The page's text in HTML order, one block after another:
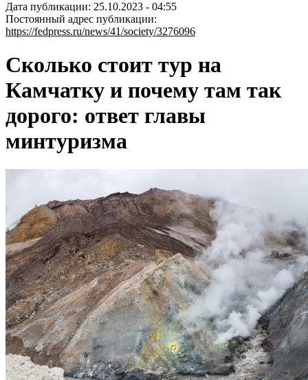
Дата публикации: 25.10.2023 - 04:55
Постоянный адрес публикации:
https://fedpress.ru/news/41/society/3276096
Сколько стоит тур на
Камчатку и почему там так
дорого: ответ главы
минтуризма